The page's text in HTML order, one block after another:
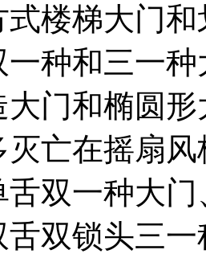
式楼梯大门
种和三一
大门和椭圆
灭亡在摇扇
双一种大
双锁头三